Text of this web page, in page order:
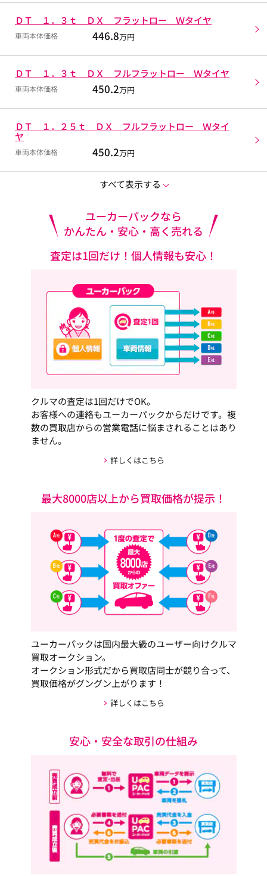
ＤＴ １．３ｔ ＤＸ フラットロー Ｗタイヤ
車両本体価格 446.8万円
ＤＴ １．３ｔ ＤＸ フルフラットロー Ｗタイヤ
車両本体価格 450.2万円
ＤＴ １．２５ｔ ＤＸ フルフラットロー Ｗタイ
ヤ
車両本体価格 450.2万円
すべて表示する
ユーカーパックなら
かんたん・安心・高く売れる
査定は1回だけ！個人情報も安心！
クルマの査定は1回だけでOK。
お客様への連絡もユーカーパックからだけです。複
数の買取店からの営業電話に悩まされることはあり
ません。
詳しくはこちら
最大8000店以上から買取価格が提示！
ユーカーパックは国内最大級のユーザー向けクルマ
買取オークション。
オークション形式だから買取店同士が競り合って、
買取価格がグングン上がります！
詳しくはこちら
安心・安全な取引の仕組み